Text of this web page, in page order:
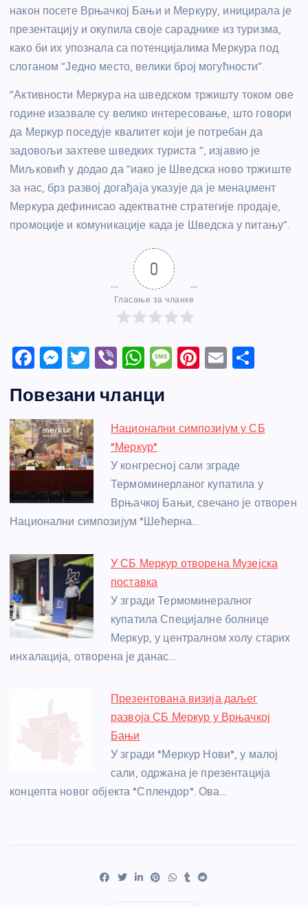
након посете Врњачкој Бањи и Меркуру, иницирала је
презентацију и окупила своје сараднике из туризма,
како би их упознала са потенцијалима Меркура под
слоганом “Једно место, велики број могућности”.
“Активности Меркура на шведском тржишту током ове
године изазвале су велико интересовање, што говори
да Меркур поседује квалитет који је потребан да
задовољи захтеве шведких туриста “, изјавио је
Миљковић у додао да “иако је Шведска ново тржиште
за нас, брз развој догађаја указује да је менаџмент
Меркура дефинисао адектватне стратегије продаје,
промоције и комуникације када је Шведска у питању”.
0
Гласање за чланке
F
c
e
b
o
o
k
M
ss
e
n
g
er
T
itt
er
Vi
er
W
at
s
A
p
p
M
a
e
Pi
e
E
e
Повезани чланци
Национални симпозијум у СБ
"Меркур"
У конгресној сали зграде
Термоминерланог купатила у
Врњачкој Бањи, свечано је отворен
Национални симпозијум "Шећерна…
У СБ Меркур отворена Музејска
поставка
У згради Термоминералног
купатила Специјалне болнице
Меркур, у централном холу старих
инхалација, отворена је данас…
Презентована визија даљег
развоја СБ Меркур у Врњачкој
Бањи
У згради "Меркур Нови", у малој
сали, одржана је презентација
концепта новог објекта "Сплендор". Ова…